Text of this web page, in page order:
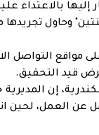
وحاول
مواقع التواصل
قيد التحقيق.
إن
عن العمل، لحين